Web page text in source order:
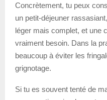
Concrètement, tu peux
un petit-déjeuner
léger mais complet, et une
vraiment besoin. Dans la
beaucoup à éviter les
grignotage.
Si tu es souvent tenté de